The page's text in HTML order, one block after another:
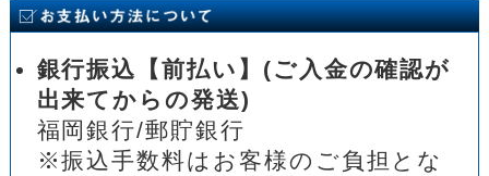
銀行振込【前払い】(ご入金の確認が
出来てからの発送)
福岡銀行/郵貯銀行
※振込手数料はお客様のご負担とな